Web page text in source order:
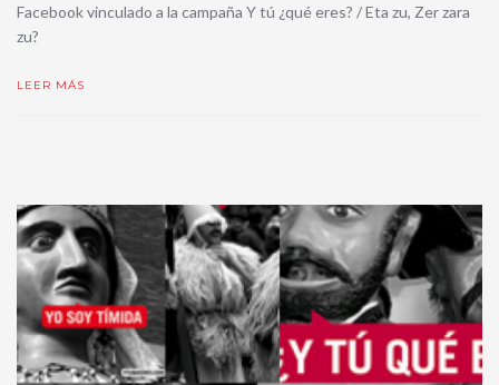
Facebook vinculado a la campaña Y tú ¿qué eres? / Eta zu, Zer zara
zu?
LEER MÁS